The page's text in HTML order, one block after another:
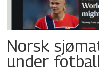
Norsk
under